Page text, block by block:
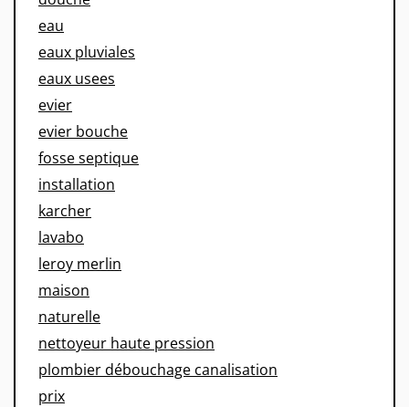
eau
eaux pluviales
eaux usees
evier
evier bouche
fosse septique
installation
karcher
lavabo
leroy merlin
maison
naturelle
nettoyeur haute pression
plombier débouchage canalisation
prix